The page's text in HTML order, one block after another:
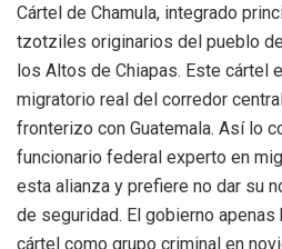
Cártel de Chamula, integrado
tzotziles originarios del pueblo
los Altos de Chiapas. Este cártel
migratorio real del corredor
fronterizo con Guatemala. Así lo
funcionario federal experto en
esta alianza y prefiere no dar su
de seguridad. El gobierno apenas
cártel como grupo criminal en